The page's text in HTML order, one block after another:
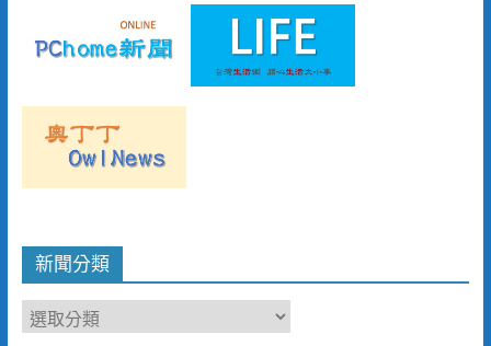
新聞分類
新